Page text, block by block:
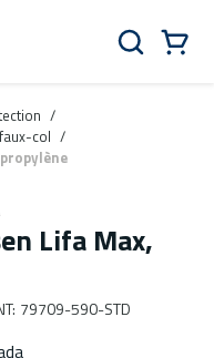
Rechercher
/
col /
Lifa Max,
: 79709-590-STD